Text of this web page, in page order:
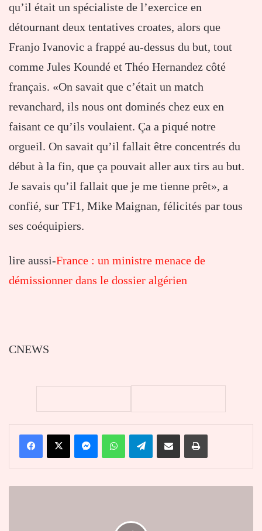
qu’il était un spécialiste de l’exercice en
détournant deux tentatives croates, alors que
Franjo Ivanovic a frappé au-dessus du but, tout
comme Jules Koundé et Théo Hernandez côté
français. «On savait que c’était un match
revanchard, ils nous ont dominés chez eux en
faisant ce qu’ils voulaient. Ça a piqué notre
orgueil. On savait qu’il fallait être concentrés du
début à la fin, que ça pouvait aller aux tirs au but.
Je savais qu’il fallait que je me tienne prêt», a
confié, sur TF1, Mike Maignan, félicités par tous
ses coéquipiers.
lire aussi-France : un ministre menace de
démissionner dans le dossier algérien
CNEWS
FacebookX MessengerWhatsAppTelegramPartager par email Imprimer